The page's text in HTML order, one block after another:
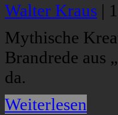
Walter Kraus |
Mythische
Brandrede
da.
Weiterlesen